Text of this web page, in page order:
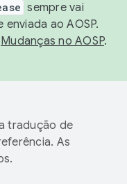
sempre vai
ao AOSP.
Mudanças no AOSP.
tradução de
As